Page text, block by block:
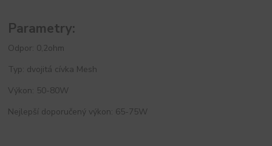
Parametry:
Odpor: 0,2ohm
Typ: dvojitá cívka Mesh
Výkon: 50-80W
Nejlepší doporučený výkon: 65-75W